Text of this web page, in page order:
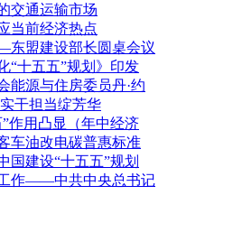
交通运输市场
当前经济热点
东盟建设部长圆桌会议
“十五五”规划》印发
能源与住房委员丹·约
干担当绽芳华
作用凸显（年中经济
车油改电碳普惠标准
国建设“十五五”规划
作——中共中央总书记